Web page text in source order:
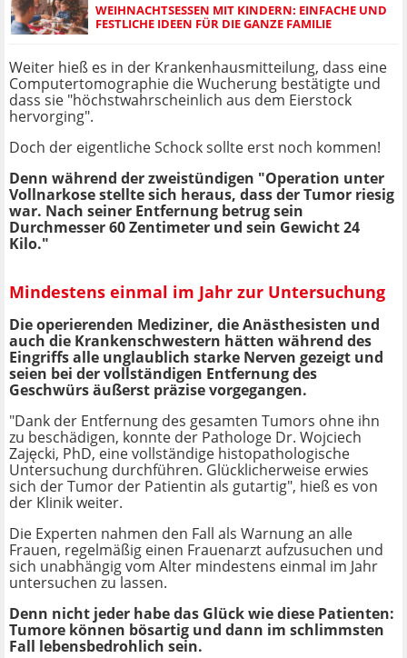
WEIHNACHTSESSEN MIT KINDERN: EINFACHE UND
FESTLICHE IDEEN FÜR DIE GANZE FAMILIE
Weiter hieß es in der Krankenhausmitteilung, dass eine
Computertomographie die Wucherung bestätigte und
dass sie "höchstwahrscheinlich aus dem Eierstock
hervorging".
Doch der eigentliche Schock sollte erst noch kommen!
Denn während der zweistündigen "Operation unter
Vollnarkose stellte sich heraus, dass der Tumor riesig
war. Nach seiner Entfernung betrug sein
Durchmesser 60 Zentimeter und sein Gewicht 24
Kilo."
Mindestens einmal im Jahr zur Untersuchung
Die operierenden Mediziner, die Anästhesisten und
auch die Krankenschwestern hätten während des
Eingriffs alle unglaublich starke Nerven gezeigt und
seien bei der vollständigen Entfernung des
Geschwürs äußerst präzise vorgegangen.
"Dank der Entfernung des gesamten Tumors ohne ihn
zu beschädigen, konnte der Pathologe Dr. Wojciech
Zajęcki, PhD, eine vollständige histopathologische
Untersuchung durchführen. Glücklicherweise erwies
sich der Tumor der Patientin als gutartig", hieß es von
der Klinik weiter.
Die Experten nahmen den Fall als Warnung an alle
Frauen, regelmäßig einen Frauenarzt aufzusuchen und
sich unabhängig vom Alter mindestens einmal im Jahr
untersuchen zu lassen.
Denn nicht jeder habe das Glück wie diese Patienten:
Tumore können bösartig und dann im schlimmsten
Fall lebensbedrohlich sein.